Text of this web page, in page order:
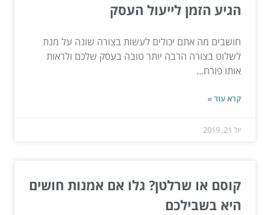
הגיע הזמן לייעול העסק
חושבים מה אתם יכולים לעשות בצורה שונה על מנת
לשלוט בצורה הרבה יותר טובה בעסק שלכם ולראות
אותו פורח...
קרא עוד »
יול 21, 2019
קוסם או שרלטן? גלו אם אמנות חושים
היא בשבילכם